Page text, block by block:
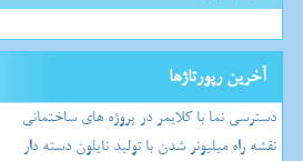
آخرین رپورتاژها
دسترسی نما با کلایمر در پروژه های ساختمانی
نقشه راه میلیونر شدن با تولید نایلون دسته دار